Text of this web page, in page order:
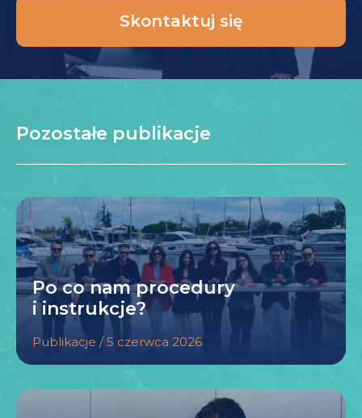
Skontaktuj się
Pozostałe publikacje
Po co nam procedury
i instrukcje?
Publikacje / 5 czerwca 2026